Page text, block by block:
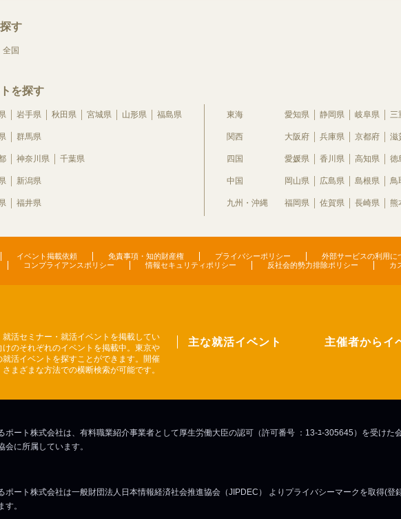
す
全国
を探す
岩手県 秋田県 宮城県 山形県 福島県
群馬県
神奈川県 千葉県
新潟県
福井県
東海 愛知県 静岡県 岐阜県 三
関西 大阪府 兵庫県 京都府 滋
四国 愛媛県 香川県 高知県 徳
中国 岡山県 広島県 島根県 鳥
九州・沖縄 福岡県 佐賀県 長崎県 熊
イベント掲載依頼 免責事項・知的財産権 プライバシーポリシー 外部サービスの利用に
コンプライアンスポリシー 情報セキュリティポリシー 反社会的勢力排除ポリシー カ
活セミナー・就活イベントを掲載してい
のそれぞれのイベントを掲載中。東京や
活イベントを探すことができます。開催
まざまな方法での横断検索が可能です。
主な就活イベント 主催者からイ